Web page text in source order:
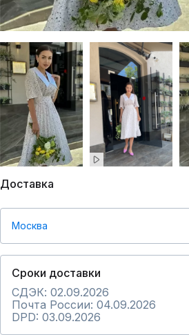
Доставка
Москва
Сроки доставки
СДЭК: 02.09.2026
Почта России: 04.09.2026
DPD: 03.09.2026